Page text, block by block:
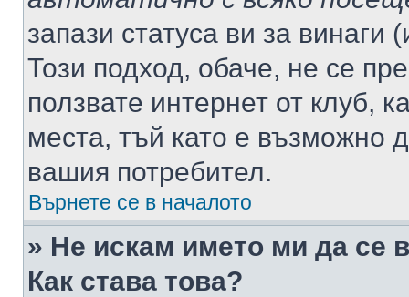
запази статуса ви за винаги
Този подход, обаче, не се
ползвате интернет от клуб,
места, тъй като е възможно
вашия потребител.
Върнете се в началото
» Не искам името ми да се
Как става това?